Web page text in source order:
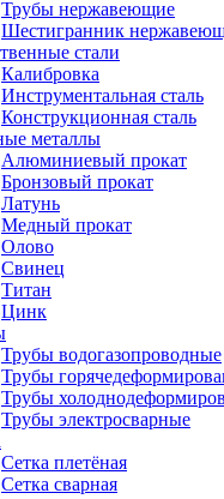
Трубы нержавеющие
Шестигранник
стали
Калибровка
Инструментальная сталь
Конструкционная сталь
металлы
Алюминиевый прокат
Бронзовый прокат
Латунь
Медный прокат
Олово
Свинец
Титан
Цинк
Трубы водогазопроводные
Трубы
Трубы
Трубы электросварные
Сетка плетёная
Сетка сварная